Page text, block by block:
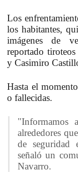
Los
los habitantes,
imágenes de
reportado
y Casimiro
Hasta el
o fallecidas.
"Informamos
alrededores
de seguridad
señaló un
Navarro.